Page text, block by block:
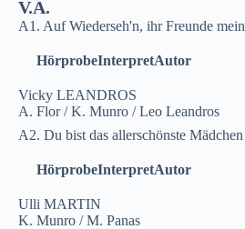
V.A.
A1. Auf Wiederseh'n, ihr Freunde mein
HörprobeInterpretAutor
Vicky LEANDROS
A. Flor / K. Munro / Leo Leandros
A2. Du bist das allerschönste Mädchen
HörprobeInterpretAutor
Ulli MARTIN
K. Munro / M. Panas